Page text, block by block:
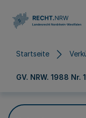
Startseite
GV. NRW. 1988 Nr.